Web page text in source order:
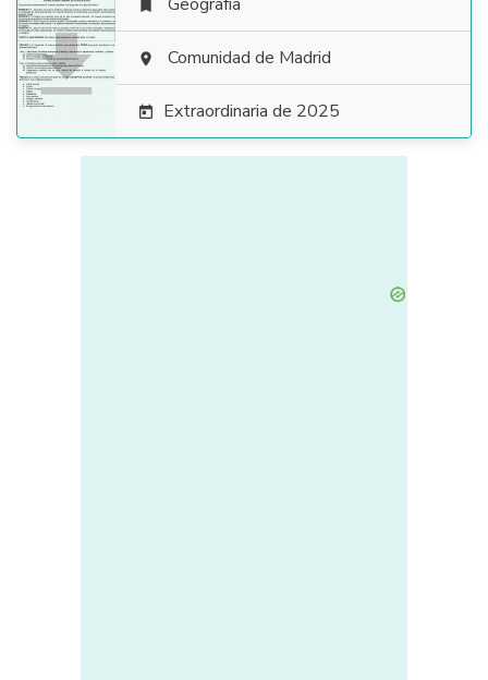
  Comunidad de Madrid
 Extraordinaria de 2025